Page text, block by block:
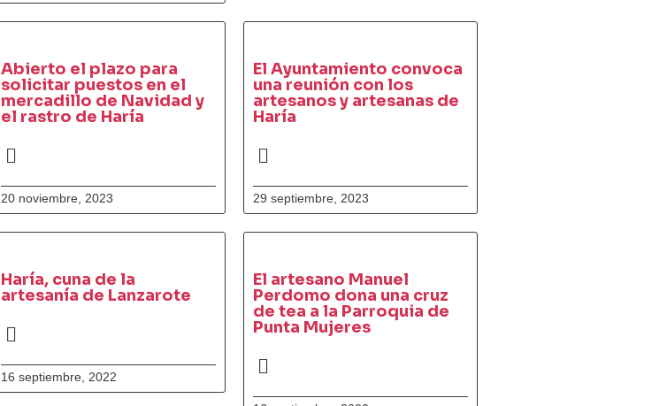
Abierto el plazo para
solicitar puestos en el
mercadillo de Navidad y
el rastro de Haría
20 noviembre, 2023
El Ayuntamiento convoca
una reunión con los
artesanos y artesanas de
Haría
29 septiembre, 2023
Haría, cuna de la
artesanía de Lanzarote
16 septiembre, 2022
El artesano Manuel
Perdomo dona una cruz
de tea a la Parroquia de
Punta Mujeres